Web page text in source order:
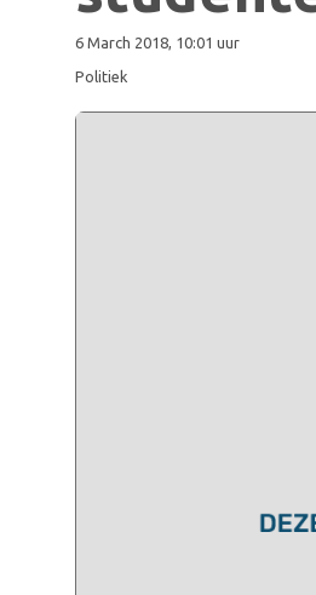
6 March 2018, 10:01 uur
Politiek